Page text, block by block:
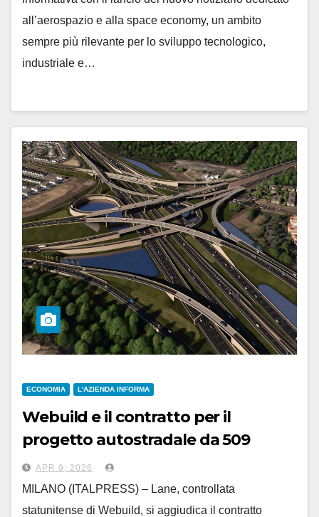
all’aerospazio e alla space economy, un ambito
sempre più rilevante per lo sviluppo tecnologico,
industriale e…
ECONOMIA L'AZIENDA INFORMA
Webuild e il contratto per il
progetto autostradale da 509
milioni di euro in Florida
APR 9, 2026
MILANO (ITALPRESS) – Lane, controllata
statunitense di Webuild, si aggiudica il contratto